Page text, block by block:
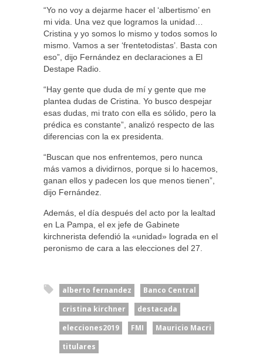
“Yo no voy a dejarme hacer el ‘albertismo’ en
mi vida. Una vez que logramos la unidad…
Cristina y yo somos lo mismo y todos somos lo
mismo. Vamos a ser ‘frentetodistas’. Basta con
eso”, dijo Fernández en declaraciones a El
Destape Radio.
“Hay gente que duda de mí y gente que me
plantea dudas de Cristina. Yo busco despejar
esas dudas, mi trato con ella es sólido, pero la
prédica es constante”, analizó respecto de las
diferencias con la ex presidenta.
“Buscan que nos enfrentemos, pero nunca
más vamos a dividirnos, porque si lo hacemos,
ganan ellos y padecen los que menos tienen”,
dijo Fernández.
Además, el día después del acto por la lealtad
en La Pampa, el ex jefe de Gabinete
kirchnerista defendió la «unidad» lograda en el
peronismo de cara a las elecciones del 27.
alberto fernandez
Banco Central
cristina kirchner
destacada
elecciones2019
FMI
Mauricio Macri
titulares